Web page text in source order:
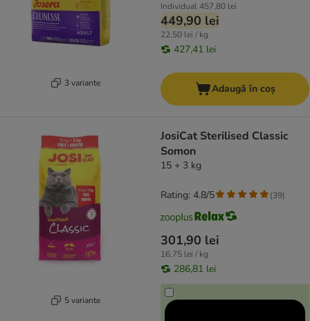
3 variante
Individual457,80 lei
449,90 lei
22,50 lei / kg
427,41 lei
Adaugă în coș
5 variante
JosiCat Sterilised Classic
Somon
15 + 3 kg
301,90 lei
16,75 lei / kg
286,81 lei
Rating: 4.8/5 (39)